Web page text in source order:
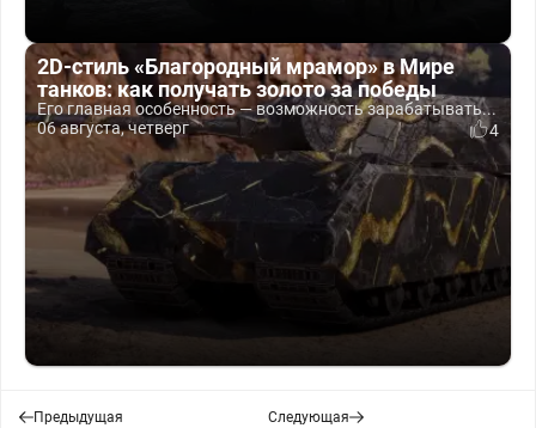
2D-стиль «Благородный мрамор» в Мире
танков: как получать золото за победы
Его главная особенность — возможность зарабатывать...
06 августа, четверг
4
Предыдущая
Следующая